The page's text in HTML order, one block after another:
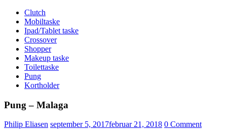
Clutch
Mobiltaske
Ipad/Tablet taske
Crossover
Shopper
Makeup taske
Toilettaske
Pung
Kortholder
Pung – Malaga
Philip Eliasen Udgivet
september 5, 2017februar 21, 2018 0 Comment